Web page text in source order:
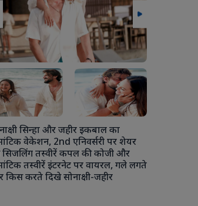
सिन्हा और जहीर इकबाल का
वेकेशन, 2nd एनिवर्सरी पर शेयर
सिजलिंग तस्वीरें कपल की कोजी और
तस्वीरें इंटरनेट पर वायरल, गले लगते
किस करते दिखे सोनाक्षी-जहीर